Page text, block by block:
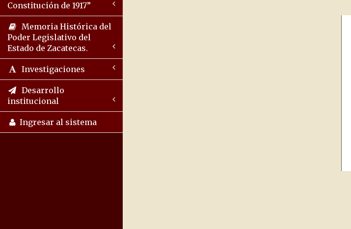
Constitución de 1917”
Memoria Histórica del
Poder Legislativo del
Estado de Zacatecas.
Investigaciones
Desarrollo
institucional
Ingresar al sistema